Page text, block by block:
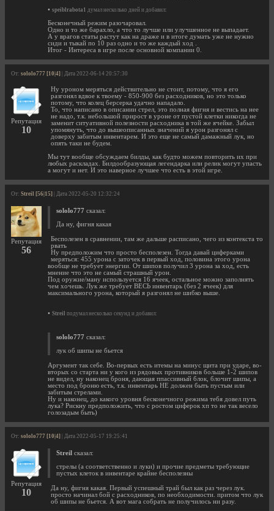
• speiblrabota1 думал несколько дней и добавил:
Бесконечный режим разочаровал.
Одно и то же барахло, а что то лучше или улучшенное не выпадает.
А у врагов статы растут как на драже и в итоге думать уже не нужно
сиди и тыкай по 10 раз одно и то же каждый ход .
Итог - Интереса в игре после основной компании 0.
От: sololo777 [10|4] | Дата 2022-06-14 20:57:30
Репутация
10
Ну уроном меряться действительно не стоит, потому, что я его
разгонял вдвое к твоему - 850-900 без расходников, но это только
потому, что колец берсерка удачно нападало.
То, что написано в описании стрел, это полная фигня и вестись на нее
не надо, т.к. небольшой прирост в уроне от пустой клетки никогда не
заменит ситуативной полезности расходника в той же ячейке. Забыл
упомянуть, что до вышеописанных значений я урон разгонял с
доверху забитым инвентарем. И это еще не самый дамажный лук, но
опять таки не будем.
Мы тут вообще обсуждаем билды, как будто можем повторить их при
любых раскладах. Билдообразующая легендарка или релик могут упасть
а могут и нет. И это наверное лучшее что есть в этой игре.
От: Streil [56|15] | Дата 2022-05-20 12:32:24
Репутация
56
sololo777 сказал:
Да ну, фигня какая
Бесполезен в сравнении, там же дальше расписано, чего из контекста то
рвать
Ну предположим что просто бесполезен. Тогда давай циферками
меряться: 455 урона с заточек в первый ход, половина этого урона
вообще не требует энергии. От шипов получил 3 урона за ход, есть
мнение что это не самый страшный урон.
Под оружие/ману используется 16 ячеек, остальное можно заполнять
чем хочешь. Лук же требует ВЕСЬ инвентарь (без 2 ячеек) для
максимального урона, который я разгонял не шибко выше.
• Streil подумал несколько секунд и добавил:
sololo777 сказал:
лук об шипы не бьется
Аргумент так себе. Во-первых есть итемы на минус щита при ударе, во-
вторых со старта ни у кого из рядовых противников больше 1-2 шипов
не видел, ну наконец броня, дающая ппассивный блок, блочит шипы, а
место под броню есть, т.к. инвентарь НЕ должен быть пустым или
забитым стрелами.
Ну и наконец, до какого уровня бесконечного режима тебя довел путь
лука? Рискну предположить, что с ростом циферок хп то не так весело
голозадым быть)
От: sololo777 [10|4] | Дата 2022-05-17 19:25:41
Репутация
10
Streil сказал:
стрелы (а соответственно и луки) и прочие предметы требующие
пустых клеток в инвентаре крайне бесполезны
Да ну, фигня какая. Первый успешный трай был как раз через лук.
просто начинал бой с расходников, по необходимости. притом что лук
об шипы не бьется. А вот мага собрать не получилось ни разу.